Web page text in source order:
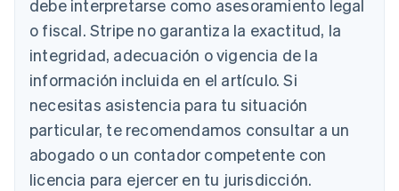
debe interpretarse como asesoramiento legal
o fiscal. Stripe no garantiza la exactitud, la
integridad, adecuación o vigencia de la
información incluida en el artículo. Si
necesitas asistencia para tu situación
particular, te recomendamos consultar a un
abogado o un contador competente con
licencia para ejercer en tu jurisdicción.
Nederlands Français Deutsch English
Brasil
Português English
Bulgaria
English
Canadá
English Français
China continental
简体中文 English
Chipre